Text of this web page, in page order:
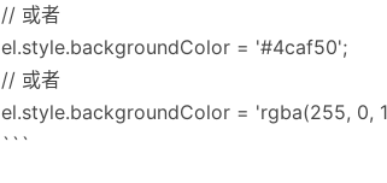
// 或者
el.style.backgroundColor = '#4caf50';
// 或者
el.style.backgroundColor = 'rgba(255, 0,
```